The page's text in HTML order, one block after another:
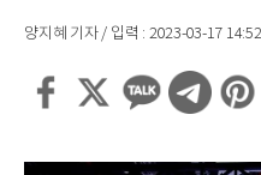
양지혜 기자 / 입력 : 2023-03-17 14:52